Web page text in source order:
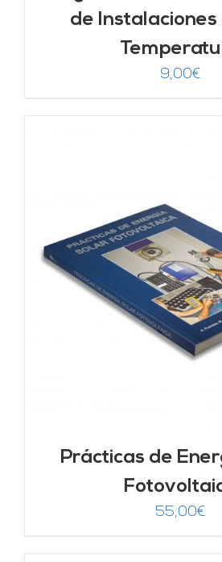
de Instalaciones
9,00€
Prácticas de
55,00€